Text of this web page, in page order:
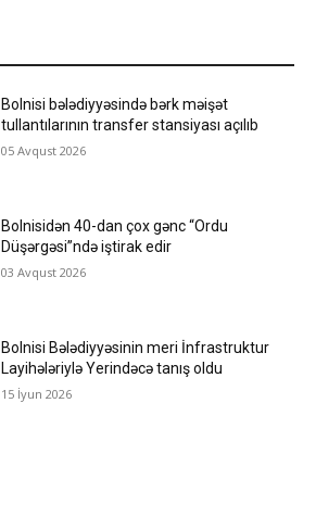
Bolnisi bələdiyyəsində bərk məişət
tullantılarının transfer stansiyası açılıb
05 Avqust 2026
Bolnisidən 40-dan çox gənc “Ordu
Düşərgəsi”ndə iştirak edir
03 Avqust 2026
Bolnisi Bələdiyyəsinin meri İnfrastruktur
Layihələriylə Yerindəcə tanış oldu
15 İyun 2026